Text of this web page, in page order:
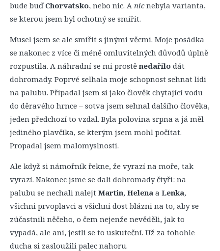
bude buď Chorvatsko, nebo nic. A nicnebyla varianta,
se kterou jsem byl ochotný se smířit.
Musel jsem se ale smířit s jinými věcmi. Moje posádka
se nakonec z více či méně omluvitelných důvodů úplně
rozpustila. A náhradní se mi prostěnedařilo dát
dohromady. Poprvé selhala moje schopnost sehnat lidi
na palubu. Připadal jsem si jako člověk chytající vodu
do děravého hrnce – sotva jsem sehnal dalšího člověka,
jeden předchozí to vzdal. Byla polovina srpna a já měl
jediného plavčíka, se kterým jsem mohl počítat.
Propadal jsem malomyslnosti.
Ale když si námořník řekne, že vyrazí na moře, tak
vyrazí. Nakonec jsme se dali dohromady čtyři: na
palubu se nechali nalejt Martin, Helena a Lenka,
všichni prvoplavci a všichni dost blázni na to, aby se
zúčastnili něčeho, o čem nejenže nevěděli, jak to
vypadá, ale ani, jestli se to uskuteční. Už za tohohle
ducha si zasloužili palec nahoru.